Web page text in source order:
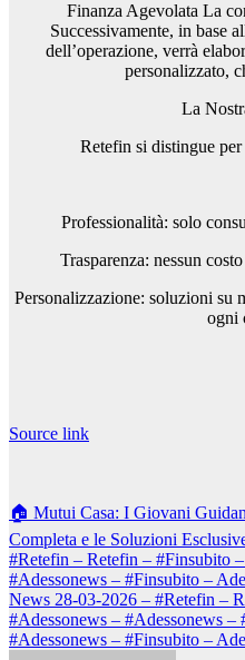
Finanza Agevolata La
Successivamente, in base
dell’operazione, verrà
personalizzato,
La
Retefin si distingue
Professionalità: solo
Trasparenza: nessun
Personalizzazione: soluzioni su
ogni
Source link
Navigazione
articoli
🏠 Mutui Casa: I Giovani
Completa e le Soluzioni
#Retefin – Retefin – #Finsubito
#Adessonews – #Finsubito –
News 28-03-2026 – #Retefin –
#Adessonews – #Adessonews –
#Adessonews – #Finsubito –